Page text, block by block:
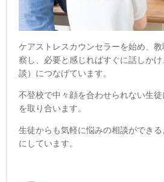
ケアストレスカウンセラーを始め、
察し、必要と感じればすぐに話しか
談） につなげています。
不登校で中々顔を合わせられない生徒
を取り合います。
生徒からも気軽に悩みの相談ができ
にしています。